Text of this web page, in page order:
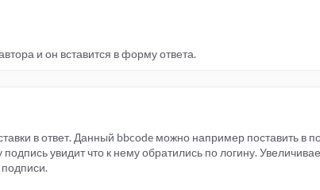
и он вставится в форму ответа.
в ответ. Данный bbcode можно например поставить в
увидит что к нему обратились по логину.